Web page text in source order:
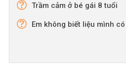
Trầm cảm ở bé gái 8 tuổi
Em không biết liệu mình